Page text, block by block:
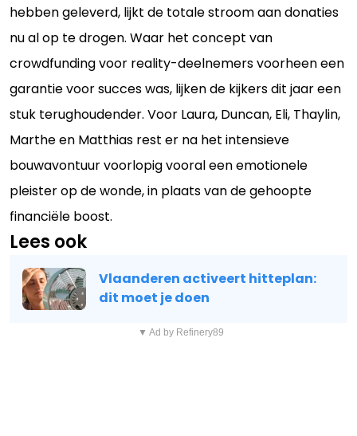
hebben geleverd, lijkt de totale stroom aan donaties
nu al op te drogen. Waar het concept van
crowdfunding voor reality-deelnemers voorheen een
garantie voor succes was, lijken de kijkers dit jaar een
stuk terughoudender. Voor Laura, Duncan, Eli, Thaylin,
Marthe en Matthias rest er na het intensieve
bouwavontuur voorlopig vooral een emotionele
pleister op de wonde, in plaats van de gehoopte
financiële boost.
Lees ook
Vlaanderen activeert hitteplan:
dit moet je doen
▼ Ad by Refinery89